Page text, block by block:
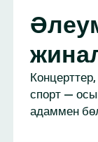
спорт —
адаммен